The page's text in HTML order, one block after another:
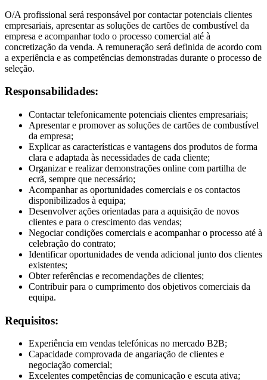
O/A profissional será responsável por contactar potenciais clientes
empresariais, apresentar as soluções de cartões de combustível da
empresa e acompanhar todo o processo comercial até à
concretização da venda. A remuneração será definida de acordo com
a experiência e as competências demonstradas durante o processo de
seleção.
Responsabilidades:
Contactar telefonicamente potenciais clientes empresariais;
Apresentar e promover as soluções de cartões de combustível
da empresa;
Explicar as características e vantagens dos produtos de forma
clara e adaptada às necessidades de cada cliente;
Organizar e realizar demonstrações online com partilha de
ecrã, sempre que necessário;
Acompanhar as oportunidades comerciais e os contactos
disponibilizados à equipa;
Desenvolver ações orientadas para a aquisição de novos
clientes e para o crescimento das vendas;
Negociar condições comerciais e acompanhar o processo até à
celebração do contrato;
Identificar oportunidades de venda adicional junto dos clientes
existentes;
Obter referências e recomendações de clientes;
Contribuir para o cumprimento dos objetivos comerciais da
equipa.
Requisitos:
Experiência em vendas telefónicas no mercado B2B;
Capacidade comprovada de angariação de clientes e
negociação comercial;
Excelentes competências de comunicação e escuta ativa;